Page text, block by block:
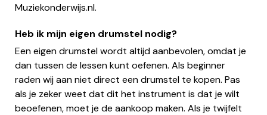
Muziekonderwijs.nl.
Heb ik mijn eigen drumstel nodig?
Een eigen drumstel wordt altijd aanbevolen, omdat je
dan tussen de lessen kunt oefenen. Als beginner
raden wij aan niet direct een drumstel te kopen. Pas
als je zeker weet dat dit het instrument is dat je wilt
beoefenen, moet je de aankoop maken. Als je twijfelt